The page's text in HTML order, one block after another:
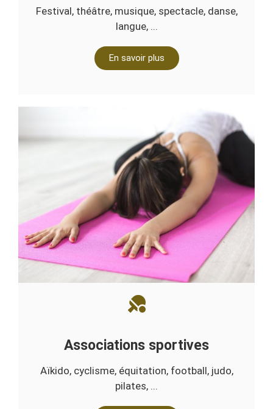
Festival, théâtre, musique, spectacle, danse,
langue, ...
En savoir plus
Associations sportives
Aïkido, cyclisme, équitation, football, judo,
pilates, ...